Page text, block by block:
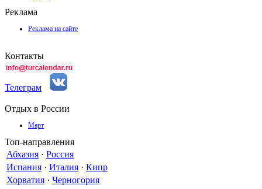
Реклама
Реклама на сайте
Контакты
Телеграм
Отдых в России
Март
Топ-направления
Абхазия · Россия
Испания · Италия · Кипр
Хорватия · Черногория